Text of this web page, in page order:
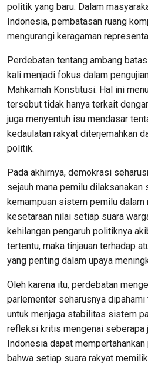
politik yang baru. Dalam
Indonesia, pembatasan ruang
mengurangi keragaman
Perdebatan tentang ambang
kali menjadi fokus dalam
Mahkamah Konstitusi. Hal ini
tersebut tidak hanya terkait
juga menyentuh isu mendasar
kedaulatan rakyat diterjemahkan
politik.
Pada akhirnya, demokrasi
sejauh mana pemilu dilaksanakan
kemampuan sistem pemilu dalam
kesetaraan nilai setiap suara
kehilangan pengaruh politiknya
tertentu, maka tinjauan terhadap
yang penting dalam upaya
Oleh karena itu, perdebatan
parlementer seharusnya
untuk menjaga stabilitas sistem
refleksi kritis mengenai
Indonesia dapat
bahwa setiap suara rakyat